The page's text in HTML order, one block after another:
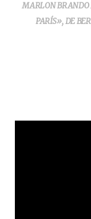
MARLON BRANDO
PARÍS», DE